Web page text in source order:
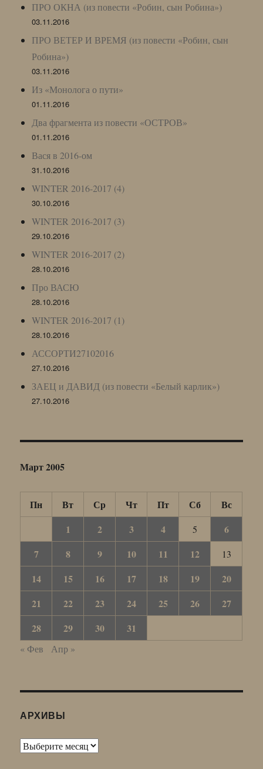
ПРО ОКНА (из повести «Робин, сын Робина»)
03.11.2016
ПРО ВЕТЕР И ВРЕМЯ (из повести «Робин, сын
Робина»)
03.11.2016
Из «Монолога о пути»
01.11.2016
Два фрагмента из повести «ОСТРОВ»
01.11.2016
Вася в 2016-ом
31.10.2016
WINTER 2016-2017 (4)
30.10.2016
WINTER 2016-2017 (3)
29.10.2016
WINTER 2016-2017 (2)
28.10.2016
Про ВАСЮ
28.10.2016
WINTER 2016-2017 (1)
28.10.2016
АССОРТИ27102016
27.10.2016
ЗАЕЦ и ДАВИД (из повести «Белый карлик»)
27.10.2016
Март 2005
Пн Вт Ср Чт Пт Сб
Вс
1
2 3 4 5
6
7
8 9 10 11 12 13
14 15 16 17 18 19
20
21
22 23 24 25 26
27
28
29 30 31
« Фев Апр »
АРХИВЫ
Архивы